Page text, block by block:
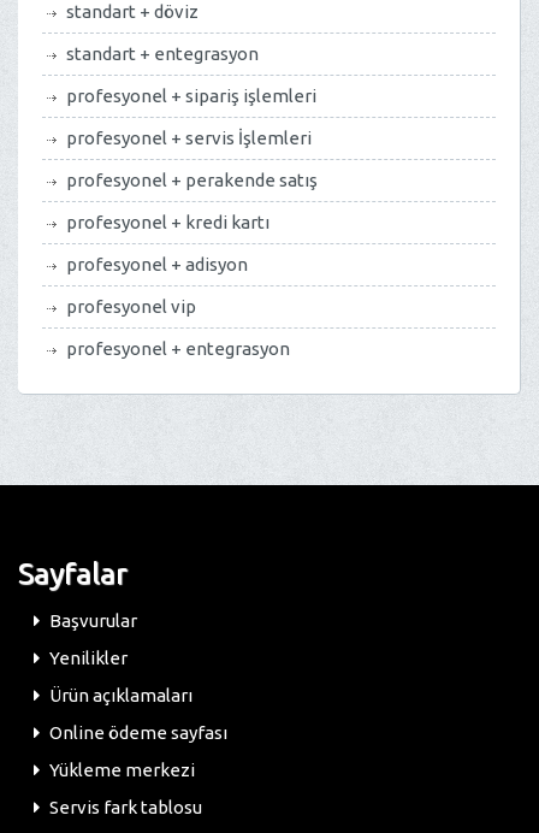
standart + döviz
standart + entegrasyon
profesyonel + sipariş işlemleri
profesyonel + servis İşlemleri
profesyonel + perakende satış
profesyonel + kredi kartı
profesyonel + adisyon
profesyonel vip
profesyonel + entegrasyon
Sayfalar
Başvurular
Yenilikler
Ürün açıklamaları
Online ödeme sayfası
Yükleme merkezi
Servis fark tablosu